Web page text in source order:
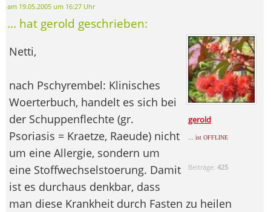
am 19.05.2005 um 16:27 Uhr
... hat gerold geschrieben:
gerold
... ist OFFLINE
Beiträge:425
Netti,
nach Pschyrembel: Klinisches
Woerterbuch, handelt es sich bei
der Schuppenflechte (gr.
Psoriasis = Kraetze, Raeude) nicht
um eine Allergie, sondern um
eine Stoffwechselstoerung. Damit
ist es durchaus denkbar, dass
man diese Krankheit durch Fasten zu heilen